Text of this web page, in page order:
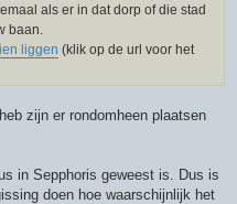
als er in dat dorp of die stad
baan.
liggen (klik op de url voor het
zijn er rondomheen plaatsen
in Sepphoris geweest is. Dus is
doen hoe waarschijnlijk het